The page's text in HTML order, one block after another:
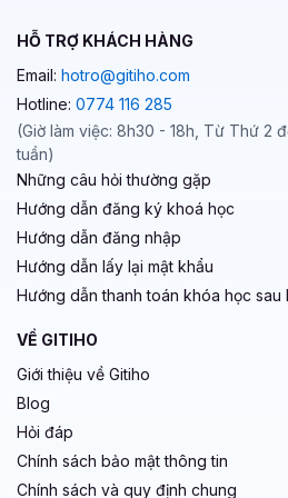
chắn là công cụ làm việc đắc lực
Những người ước tính chi phí như
có thể sử dụng Microsoft Access
phí. Điều này cho phép tách chi
chủ hiểu được số liệu, nghiên cứu
liệu, thiết bị, nhân công; thu thập
các nhà thầu và nhà cung cấp;
của dự án…
Nên sử dụng
Access hay
Sẽ có rất nhiều người thắc mắc
Excel để quản lý dữ liệu, vì 2
tương đồng. Do vậy, có phải bạn
trong 2?
HỖ TRỢ KHÁCH HÀNG
Email: hotro@gitiho.com
Hotline: 0774 116 285
(Giờ làm việc: 8h30 - 18h, Từ Thứ 2
tuần)
Những câu hỏi thường gặp
Hướng dẫn đăng ký khoá học
Hướng dẫn đăng nhập
Hướng dẫn lấy lại mật khẩu
Hướng dẫn thanh toán khóa học
VỀ GITIHO
Giới thiệu về Gitiho
Blog
Hỏi đáp
Chính sách bảo mật thông tin
Chính sách và quy định chung